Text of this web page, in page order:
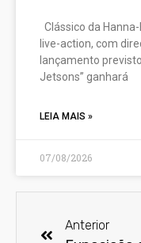
Clássico da
live-action, com
lançamento
Jetsons” ganhará
LEIA MAIS »
07/08/2026
Anterior